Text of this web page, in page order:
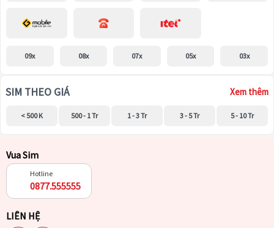
09x 08x 07x 05x 03x
SIM THEO GIÁ Xem thêm
< 500 K 500 - 1 Tr 1 - 3 Tr 3 - 5 Tr 5 - 10 Tr
Vua Sim
Hotline
0877.555555
LIÊN HỆ